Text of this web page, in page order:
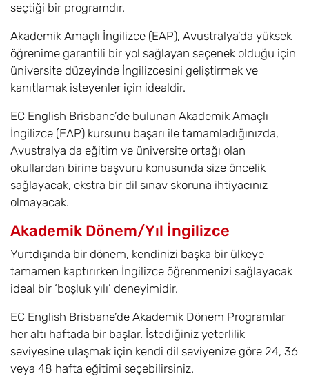
seçtiği bir programdır.
Akademik Amaçlı İngilizce (EAP), Avustralya’da yüksek
öğrenime garantili bir yol sağlayan seçenek olduğu için
üniversite düzeyinde İngilizcesini geliştirmek ve
kanıtlamak isteyenler için idealdir.
EC English Brisbane’de bulunan Akademik Amaçlı
İngilizce (EAP) kursunu başarı ile tamamladığınızda,
Avustralya da eğitim ve üniversite ortağı olan
okullardan birine başvuru konusunda size öncelik
sağlayacak, ekstra bir dil sınav skoruna ihtiyacınız
olmayacak.
Akademik Dönem/Yıl İngilizce
Yurtdışında bir dönem, kendinizi başka bir ülkeye
tamamen kaptırırken İngilizce öğrenmenizi sağlayacak
ideal bir ‘boşluk yılı’ deneyimidir.
EC English Brisbane’de Akademik Dönem Programlar
her altı haftada bir başlar. İstediğiniz yeterlilik
seviyesine ulaşmak için kendi dil seviyenize göre 24, 36
veya 48 hafta eğitimi seçebilirsiniz.